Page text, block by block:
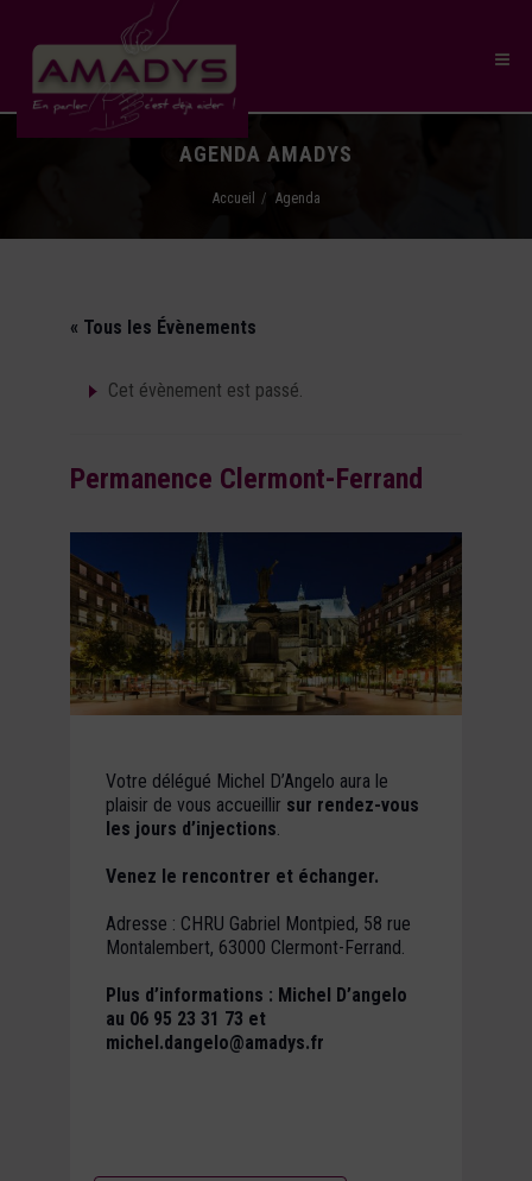
AGENDA AMADYS
Accueil Agenda
« Tous les Évènements
Cet évènement est passé.
Permanence Clermont-Ferrand
Votre délégué Michel D’Angelo aura le
plaisir de vous accueillir sur rendez-vous
les jours d’injections
Venez le rencontrer et échanger.
Adresse : CHRU Gabriel Montpied, 58 rue
Montalembert, 63000 Clermont-Ferrand.
Plus d’informations : Michel D’angelo
au 06 95 23 31 73 et
michel.dangelo@amadys.fr